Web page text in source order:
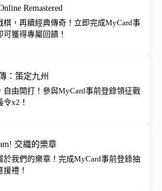
Remastered
棋，再續經典傳奇！立即完成MyCard事
可獲得專屬回饋！
：策定九州
自由開打！參與MyCard事前登錄領征戰
令x2！
交織的樂章
於我們的樂章！完成MyCard事前登錄抽
禮！